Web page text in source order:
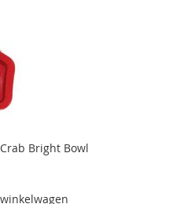
Bright Bowl